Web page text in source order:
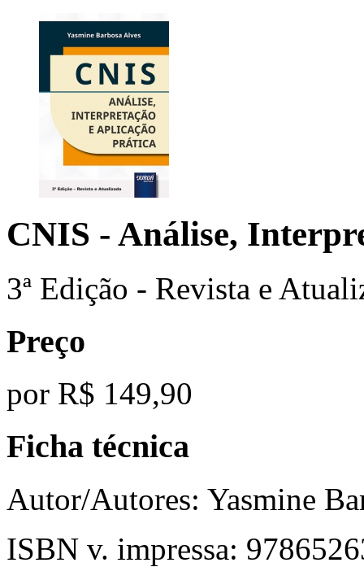
CNIS - Análise,
3ª Edição - Revista e
Preço
por R$ 149,90
Ficha técnica
Autor/Autores: Yasmine
ISBN v. impressa: